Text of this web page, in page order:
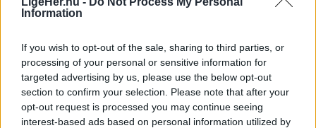
Information
If you wish to opt-out of the sale, sharing to third parties, or
processing of your personal or sensitive information for
targeted advertising by us, please use the below opt-out
section to confirm your selection. Please note that after your
opt-out request is processed you may continue seeing
interest-based ads based on personal information utilized by
Nordjylland.
Fra 1. september udvider storcentret
fremover holder åbent fra klokken 10 til 17.
Det betyder en ekstra times åbningstid i
weekenden.